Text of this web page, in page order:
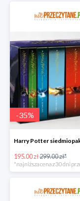
-35%
195.00 zł299.00 zł*